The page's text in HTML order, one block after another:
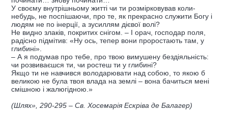
У своєму внутрішньому житті чи ти розмірковував коли-
небудь, не поспішаючи, про те, як прекрасно служити Богу і
людям не по інерції, а зусиллям дієвої волі?
Не видно злаків, покритих снігом. – І орач, господар поля,
радісно підмітив: «Ну ось, тепер вони проростають там, у
глибині».
– А я подумав про тебе, про твою вимушену бездіяльність:
чи розвиваєшся ти, чи ростеш ти у глибині?
Якщо ти не навчився володарювати над собою, то якою б
великою не була твоя влада на землі – вона бачиться мені
смішною і жалюгідною.»
(Шлях», 290-295 – Св. Хосемарія Ескріва де Балагер)